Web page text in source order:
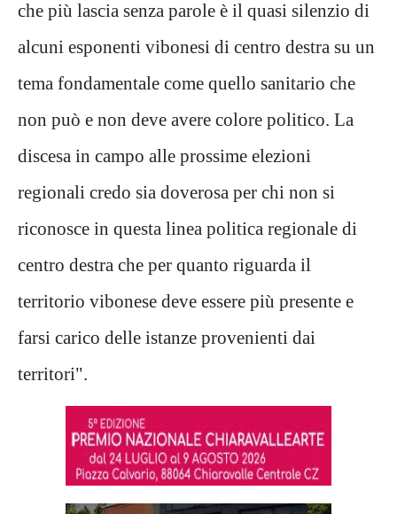
che più lascia senza parole è il quasi silenzio di
alcuni esponenti vibonesi di centro destra su un
tema fondamentale come quello sanitario che
non può e non deve avere colore politico. La
discesa in campo alle prossime elezioni
regionali credo sia doverosa per chi non si
riconosce in questa linea politica regionale di
centro destra che per quanto riguarda il
territorio vibonese deve essere più presente e
farsi carico delle istanze provenienti dai
territori".